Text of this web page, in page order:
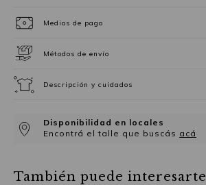
Medios de pago
Métodos de envío
Descripción y cuidados
Disponibilidad en locales
Encontrá el talle que buscás acá
También puede interesarte